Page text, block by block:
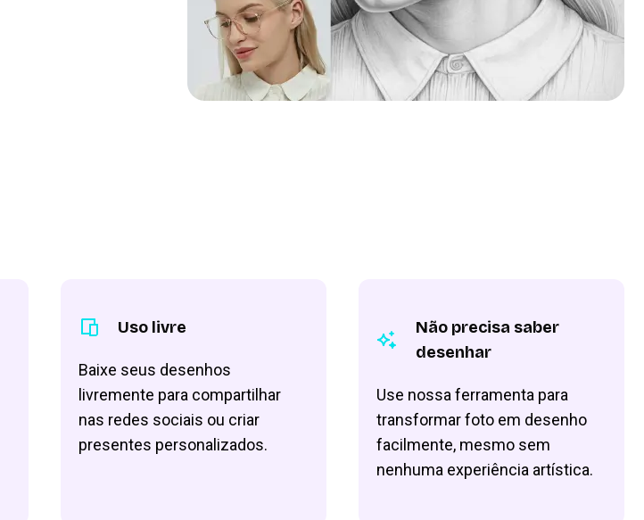
Uso livre
Baixe seus desenhos
livremente para compartilhar
nas redes sociais ou criar
presentes personalizados.
Não precisa saber
desenhar
Use nossa ferramenta para
transformar foto em desenho
facilmente, mesmo sem
nenhuma experiência artística.